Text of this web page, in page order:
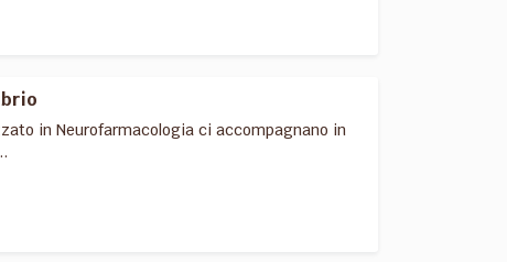
in Neurofarmacologia ci accompagnano in